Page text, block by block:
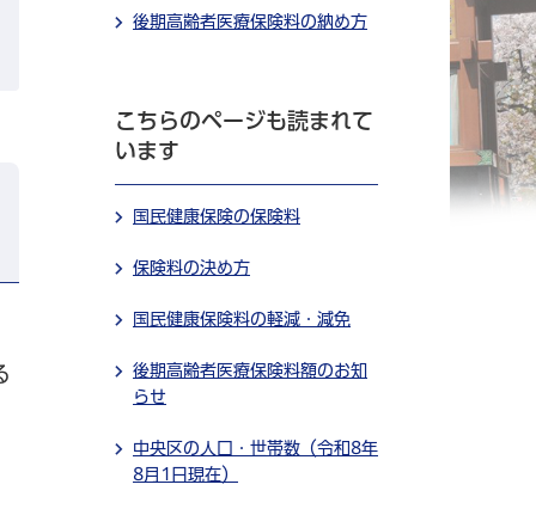
後期高齢者医療保険料の納め方
こちらのページも読まれて
います
国民健康保険の保険料
保険料の決め方
国民健康保険料の軽減・減免
後期高齢者医療保険料額のお知
らせ
中央区の人口・世帯数（令和8年
8月1日現在）